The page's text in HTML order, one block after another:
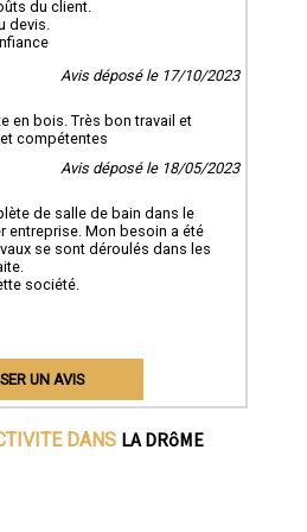
du client.
devis.
Avis déposé le 17/10/2023
en bois. Très bon travail et
compétentes
Avis déposé le 18/05/2023
de salle de bain dans le
entreprise. Mon besoin a été
se sont déroulés dans les
société.
UN AVIS
DANS LA DRôME